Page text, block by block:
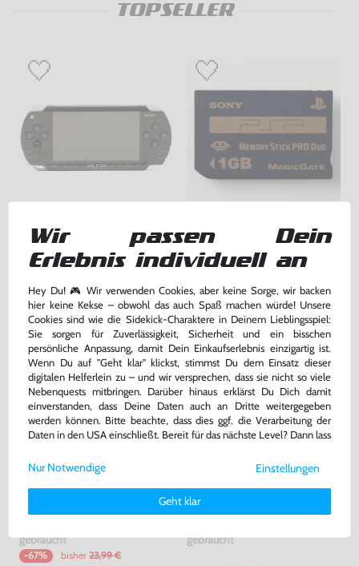
TOPSELLER
schwarz + Netzteil
gebraucht
nur169,99 €
Warenkorb
Pro Duo 1GB MagicGate #gold
[Sony]
gebraucht
nur7,99 €
Warenkorb
Original USB Ladekabel Adapter
gebraucht
-67% bisher 23,99 €
Konsole Slim & Lite 3000er
Netzteil
gebraucht
Wir passen Dein
Erlebnis individuell an
Hey Du! 🎮 Wir verwenden Cookies, aber keine Sorge, wir backen
hier keine Kekse – obwohl das auch Spaß machen würde! Unsere
Cookies sind wie die Sidekick-Charaktere in Deinem Lieblingsspiel:
Sie sorgen für Zuverlässigkeit, Sicherheit und ein bisschen
persönliche Anpassung, damit Dein Einkaufserlebnis einzigartig ist.
Wenn Du auf "Geht klar" klickst, stimmst Du dem Einsatz dieser
digitalen Helferlein zu – und wir versprechen, dass sie nicht so viele
Nebenquests mitbringen. Darüber hinaus erklärst Du Dich damit
einverstanden, dass Deine Daten auch an Dritte weitergegeben
werden können. Bitte beachte, dass dies ggf. die Verarbeitung der
Daten in den USA einschließt. Bereit für das nächste Level? Dann lass
Weitere Informationen zu den von uns verwendeten Cookies und
Deinen Rechten als Nutzer findest Du in unsererDaten­schutz­
Impressum.
Einstellungen
Geht klar
Nur Notwendige